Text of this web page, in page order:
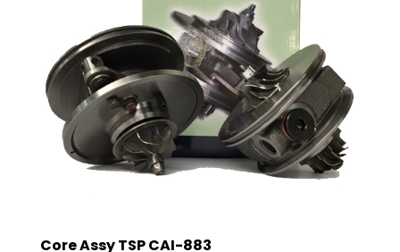
Core Assy TSP CAI-883